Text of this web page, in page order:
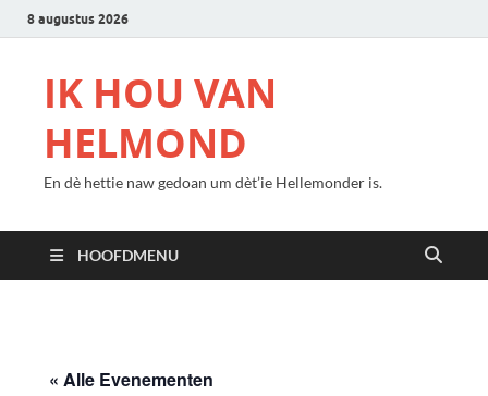
8 augustus 2026
IK HOU VAN
HELMOND
En dè hettie naw gedoan um dèt’ie Hellemonder is.
HOOFDMENU
« Alle Evenementen